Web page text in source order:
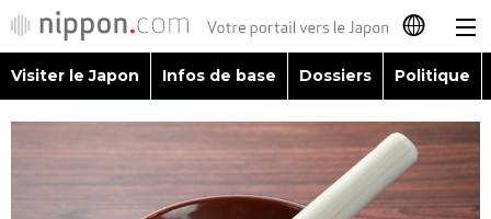
日本語
English
简体字
Visiter le Japon
Visiter le Japon Infos de base Dossiers Politique